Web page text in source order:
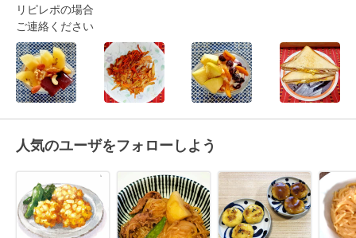
リピレポの場合
ご連絡ください
人気のユーザをフォローしよう